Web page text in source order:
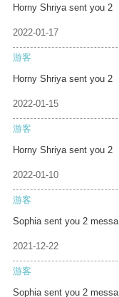
Horny Shriya sent you 2
2022-01-17
游客
Horny Shriya sent you 2
2022-01-15
游客
Horny Shriya sent you 2
2022-01-10
游客
Sophia sent you 2 messa
2021-12-22
游客
Sophia sent you 2 messa